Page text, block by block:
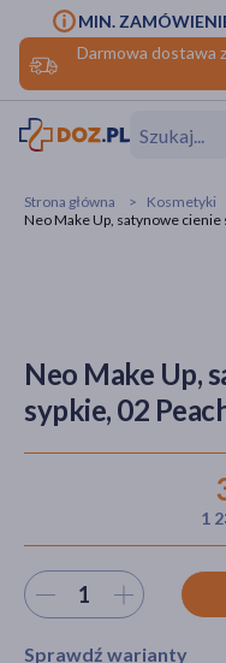
Darmowa dostawa
MIN.
Strona główna Kosmetyki
Neo Make Up, satynowe cienie
Neo Make Up,
sypkie, 02
1
Wybierz ilość
Sprawdź warianty